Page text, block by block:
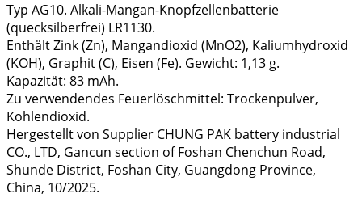
Typ AG10. Alkali-Mangan-Knopfzellenbatterie
(quecksilberfrei) LR1130.
Enthält Zink (Zn), Mangandioxid (MnO2), Kaliumhydroxid
(KOH), Graphit (C), Eisen (Fe). Gewicht: 1,13 g.
Kapazität: 83 mAh.
Zu verwendendes Feuerlöschmittel: Trockenpulver,
Kohlendioxid.
Hergestellt von Supplier CHUNG PAK battery industrial
CO., LTD, Gancun section of Foshan Chenchun Road,
Shunde District, Foshan City, Guangdong Province,
China, 10/2025.